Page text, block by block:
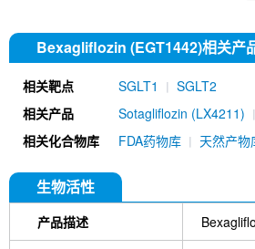
Bexagliflozin (EGT1442)相关产
相关靶点 SGLT1
SGLT2
相关产品
Sotagliflozin (LX4211)
相关化合物库
FDA药物库 天然产物
生物活性
产品描述